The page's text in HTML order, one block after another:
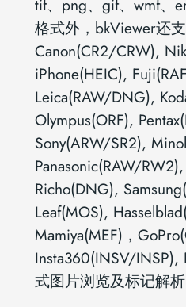
tif、png、gif、wmf、
格式外，bkViewer还
Canon(CR2/CRW),
iPhone(HEIC),
Leica(RAW/DNG),
Olympus(ORF),
Sony(ARW/SR2),
Panasonic(RAW/
Richo(DNG),
Leaf(MOS),
Mamiya(MEF)，
Insta360(INSV/INSP),
式图片浏览及标记解析